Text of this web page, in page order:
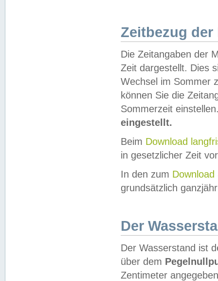
Zeitbezug der
Die Zeitangaben der
Zeit dargestellt. Dies
Wechsel im Sommer
können Sie die
Sommerzeit
eingestellt.
Beim Download
in gesetzlicher Zeit
In den zum Download
grundsätzlich
Der
Der Wasserstand ist
über dem
Zentimeter